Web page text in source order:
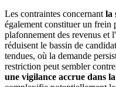
Les contraintes concernant la
également constituer un frein
plafonnement des revenus et
réduisent le bassin de
tendues, où la demande
restriction peut sembler
une vigilance accrue dans